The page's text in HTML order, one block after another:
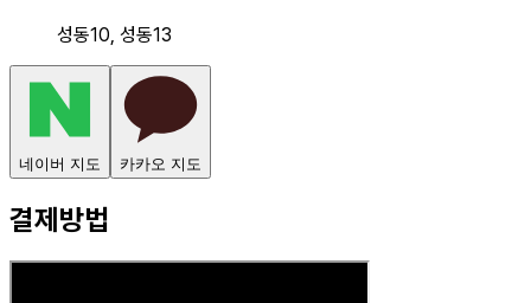
성동10, 성동13
네이버 지도 카카오 지도
결제방법